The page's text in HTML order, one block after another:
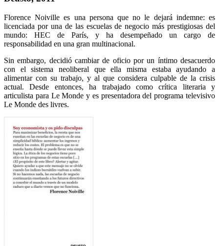
Florence Noiville es una persona que no le dejará indemne: es
licenciada por una de las escuelas de negocio más prestigiosas del
mundo: HEC de París, y ha desempeñado un cargo de
responsabilidad en una gran multinacional.
Sin embargo, decidió cambiar de oficio por un íntimo desacuerdo
con el sistema neoliberal que ella misma estaba ayudando a
alimentar con su trabajo, y al que considera culpable de la crisis
actual. Desde entonces, ha trabajado como crítica literaria y
articulista para Le Monde y es presentadora del programa televisivo
Le Monde des livres.